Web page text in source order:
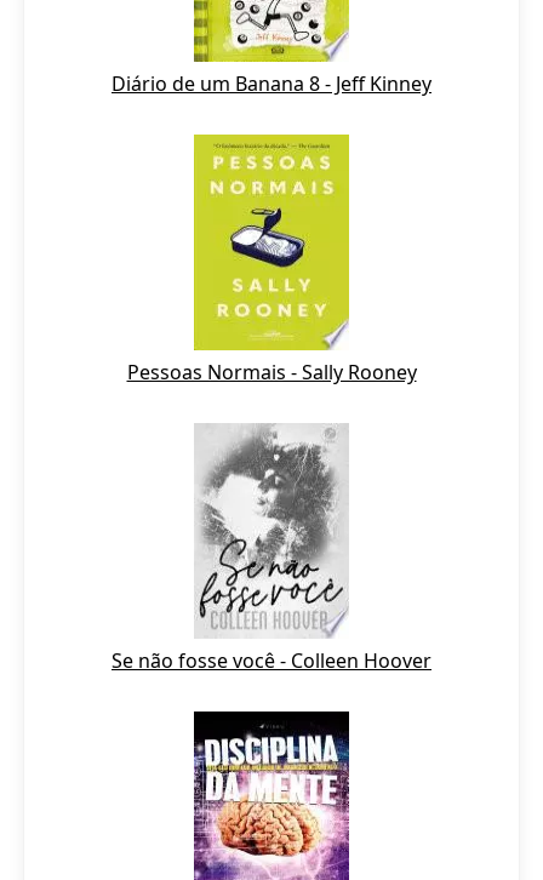
Diário de um Banana 8 - Jeff Kinney
Pessoas Normais - Sally Rooney
Se não fosse você - Colleen Hoover